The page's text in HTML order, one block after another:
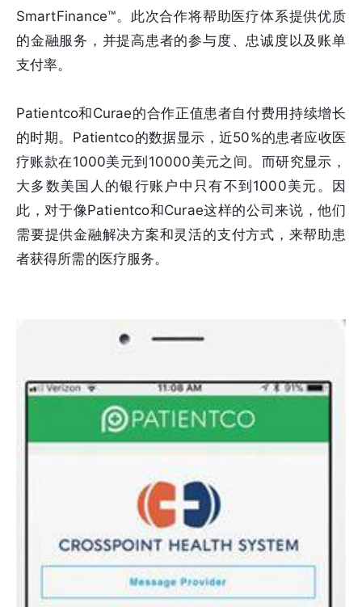
SmartFinance™。此次合作将帮助医疗体系提供优质
的金融服务，并提高患者的参与度、忠诚度以及账单
支付率。
Patientco和Curae的合作正值患者自付费用持续增长
的时期。Patientco的数据显示，近50%的患者应收医
疗账款在1000美元到10000美元之间。而研究显示，
大多数美国人的银行账户中只有不到1000美元。因
此，对于像Patientco和Curae这样的公司来说，他们
需要提供金融解决方案和灵活的支付方式，来帮助患
者获得所需的医疗服务。